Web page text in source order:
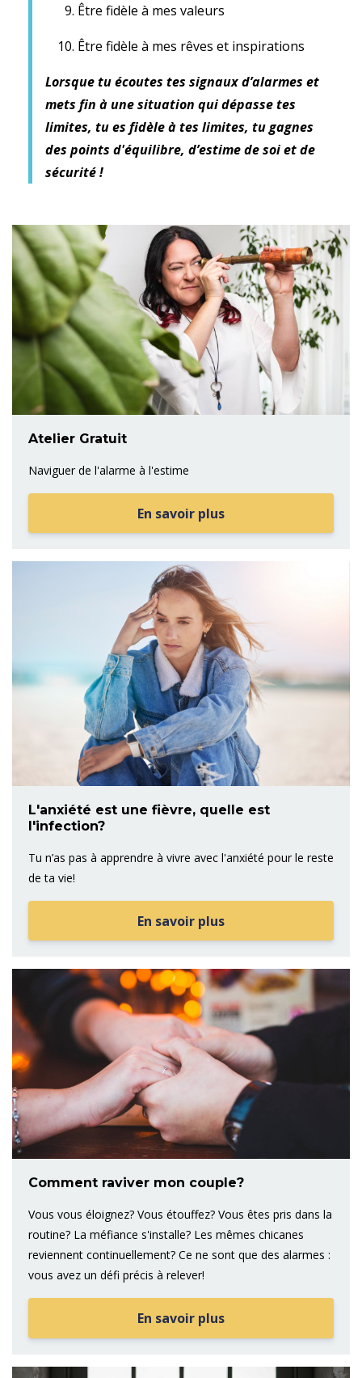
Être fidèle à mes valeurs
Être fidèle à mes rêves et inspirations
Lorsque tu écoutes tes signaux d’alarmes et
mets fin à une situation qui dépasse tes
limites, tu es fidèle à tes limites, tu gagnes
des points d'équilibre, d’estime de soi et de
sécurité !
Atelier Gratuit
Naviguer de l'alarme à l'estime
En savoir plus
L'anxiété est une fièvre, quelle est
l'infection?
Tu n’as pas à apprendre à vivre avec l'anxiété pour le reste
de ta vie!
En savoir plus
Comment raviver mon couple?
Vous vous éloignez? Vous étouffez? Vous êtes pris dans la
routine? La méfiance s'installe? Les mêmes chicanes
reviennent continuellement? Ce ne sont que des alarmes :
vous avez un défi précis à relever!
En savoir plus